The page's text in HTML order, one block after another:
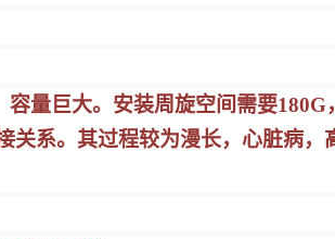
量巨大。安装周旋空间需要180G
关系。其过程较为漫长，心脏病，